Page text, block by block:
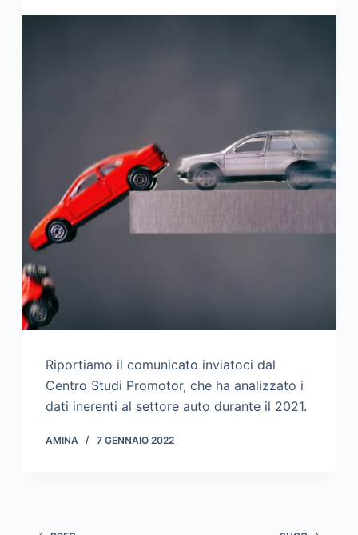
Riportiamo il comunicato inviatoci dal
Centro Studi Promotor, che ha analizzato i
dati inerenti al settore auto durante il 2021.
AMINA 7 GENNAIO 2022